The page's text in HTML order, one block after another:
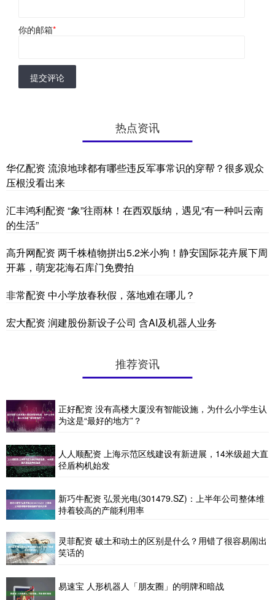
你的邮箱*
提交评论
热点资讯
华亿配资 流浪地球都有哪些违反军事常识的穿帮？很多观众
压根没看出来
汇丰鸿利配资 “象”往雨林！在西双版纳，遇见“有一种叫云南
的生活”
高升网配资 两千株植物拼出5.2米小狗！静安国际花卉展下周
开幕，萌宠花海石库门免费拍
非常配资 中小学放春秋假，落地难在哪儿？
宏大配资 润建股份新设子公司 含AI及机器人业务
推荐资讯
正好配资 没有高楼大厦没有智能设施，为什么小学生认
为这是“最好的地方”？
人人顺配资 上海示范区线建设有新进展，14米级超大直
径盾构机始发
新巧牛配资 弘景光电(301479.SZ)：上半年公司整体维
持着较高的产能利用率
灵菲配资 破土和动土的区别是什么？用错了很容易闹出
笑话的
易速宝 人形机器人「朋友圈」的明牌和暗战